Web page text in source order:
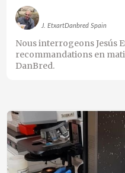
J. EtxartDanbred Spain
Nous interrogeons Jesús
recommandations en
DanBred.